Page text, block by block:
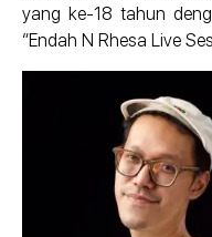
yang ke-18 tahun
“Endah N Rhesa Live